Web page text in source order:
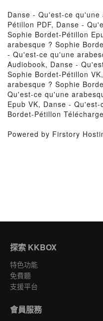
Danse - Qu'est-ce
Pétillon PDF, Danse -
Sophie Bordet-Pétillon
arabesque ? Sophie
- Qu'est-ce qu'une
Audiobook, Danse -
Sophie Bordet-Pétillon
arabesque ? Sophie
Qu'est-ce qu'une
Epub VK, Danse -
Bordet-Pétillon
Powered by Firstory
探索 KKBOX
特色功能
免費聽
支援平台
會員服務